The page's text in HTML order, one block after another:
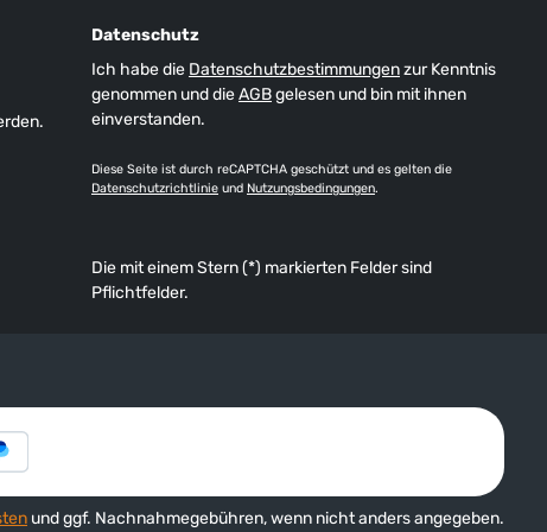
Datenschutz
Ich habe die Datenschutzbestimmungenzur Kenntnis
genommen und dieAGBgelesen und bin mit ihnen
einverstanden.
Diese Seite ist durch reCAPTCHA geschützt und es gelten die
Datenschutzrichtlinie und Nutzungsbedingungen.
Die mit einem Stern (*) markierten Felder sind
Pflichtfelder.
und ggf. Nachnahmegebühren, wenn nicht anders angegeben.